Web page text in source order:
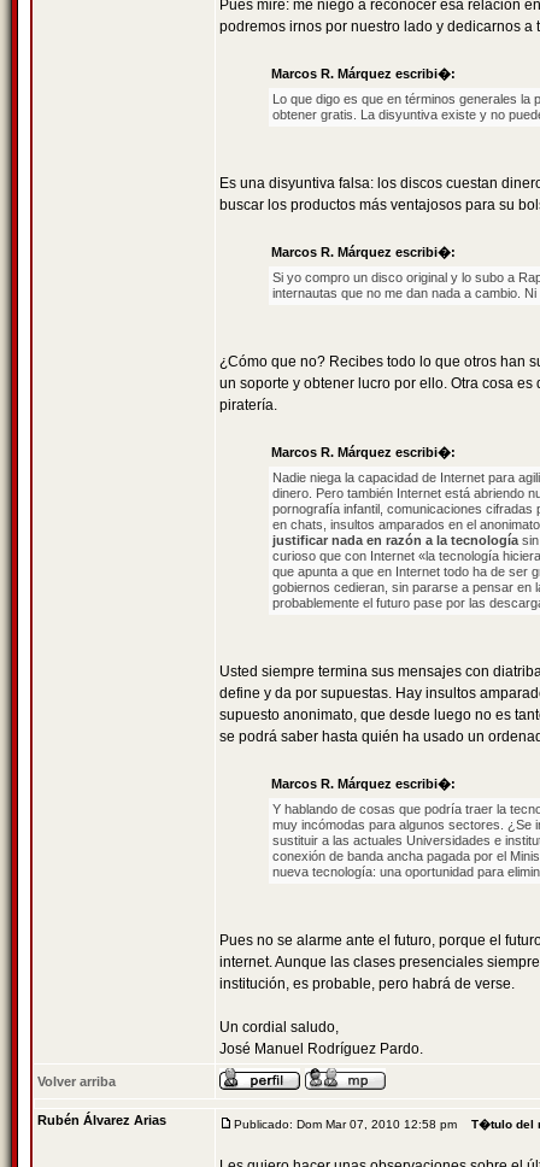
Pues mire: me niego a reconocer esa relación
podremos irnos por nuestro lado y dedicarnos a
Marcos R. Márquez escribi�:
Lo que digo es que en términos generales
obtener gratis. La disyuntiva existe y no
Es una disyuntiva falsa: los discos cuestan
buscar los productos más ventajosos para su
Marcos R. Márquez escribi�:
Si yo compro un disco original y lo subo a
internautas que no me dan nada a cambio.
¿Cómo que no? Recibes todo lo que otros han
un soporte y obtener lucro por ello. Otra cosa
piratería.
Marcos R. Márquez escribi�:
Nadie niega la capacidad de Internet para
dinero. Pero también Internet está abriendo
pornografía infantil, comunicaciones
en chats, insultos amparados en el
justificar nada en razón a la tecnología
curioso que con Internet «la tecnología
que apunta a que en Internet todo ha de ser
gobiernos cedieran, sin pararse a pensar en
probablemente el futuro pase por las
Usted siempre termina sus mensajes con
define y da por supuestas. Hay insultos
supuesto anonimato, que desde luego no es
se podrá saber hasta quién ha usado un
Marcos R. Márquez escribi�:
Y hablando de cosas que podría traer la
muy incómodas para algunos sectores. ¿Se
sustituir a las actuales Universidades e
conexión de banda ancha pagada por el
nueva tecnología: una oportunidad para
Pues no se alarme ante el futuro, porque el
internet. Aunque las clases presenciales
institución, es probable, pero habrá de verse.
Un cordial saludo,
José Manuel Rodríguez Pardo.
Volver arriba
Rubén Álvarez Arias Publicado: Dom Mar 07, 2010 12:58 pm T�tulo del